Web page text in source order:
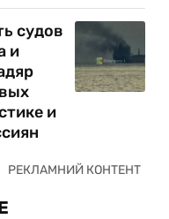
судов
и
и